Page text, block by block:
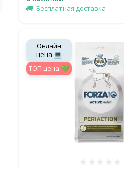
Бесплатная доставка
Онлайн
цена 💻
TOП цена 💚